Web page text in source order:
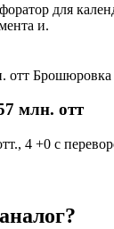
для
и.
Брошюровка
млн. отт
4 +0 с